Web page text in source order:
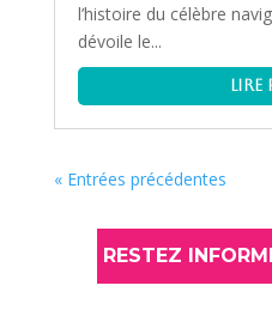
l’histoire du célèbre
dévoile le...
lire
« Entrées précédentes
RESTEZ